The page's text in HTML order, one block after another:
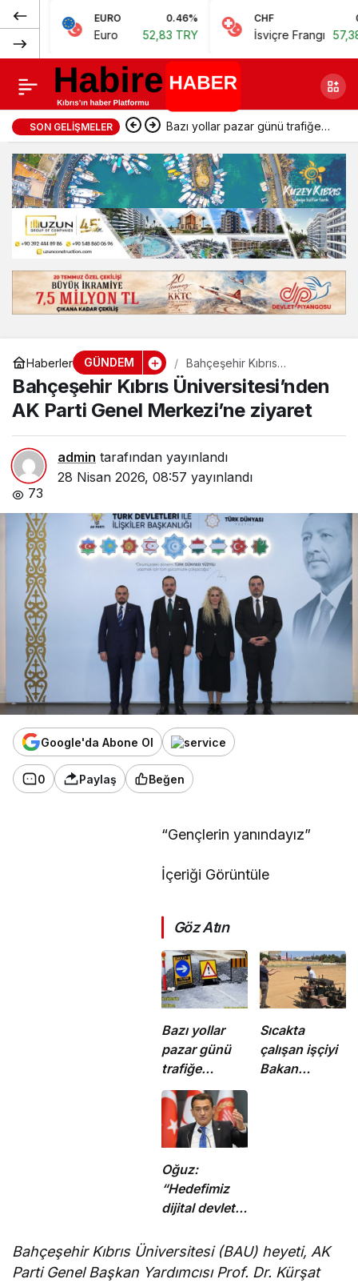
0.46%
52,83 TRY
CHF
İsviçre Frangı 57,38 TRY
SON GELIŞMELER Bazı yollar pazar günü trafiğe
kapatılacak
Haberler GÜNDEM
Bahçeşehir Kıbrıs
Üniversitesi’nden AK Parti
Genel Merkezi’ne ziyaret
Bahçeşehir Kıbrıs Üniversitesi’nden
AK Parti Genel Merkezi’ne ziyaret
admin tarafından yayınlandı
28 Nisan 2026, 08:57 yayınlandı
73
Google'da Abone Ol
0 Paylaş Beğen
“Gençlerin yanındayız”
İçeriği Görüntüle
Göz Atın
Bazı yollar
pazar günü
trafiğe
kapatılacak
Sıcakta
çalışan işçiyi
Bakan
Oğuz:
“Hedefimiz
dijital devlet
kurumlar”
Bahçeşehir Kıbrıs Üniversitesi (BAU) heyeti, AK
Parti Genel Başkan Yardımcısı Prof. Dr. Kürşat
Değirmenlik
bölgesinde yarın
elektrik kesintisi
yapılacak